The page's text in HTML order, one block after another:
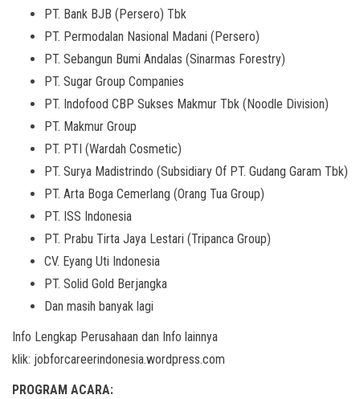
PT. Bank BJB (Persero) Tbk
PT. Permodalan Nasional Madani (Persero)
PT. Sebangun Bumi Andalas (Sinarmas Forestry)
PT. Sugar Group Companies
PT. Indofood CBP Sukses Makmur Tbk (Noodle Division)
PT. Makmur Group
PT. PTI (Wardah Cosmetic)
PT. Surya Madistrindo (Subsidiary Of PT. Gudang Garam Tbk)
PT. Arta Boga Cemerlang (Orang Tua Group)
PT. ISS Indonesia
PT. Prabu Tirta Jaya Lestari (Tripanca Group)
CV. Eyang Uti Indonesia
PT. Solid Gold Berjangka
Dan masih banyak lagi
Info Lengkap Perusahaan dan Info lainnya
klik: jobforcareerindonesia.wordpress.com
PROGRAM ACARA: